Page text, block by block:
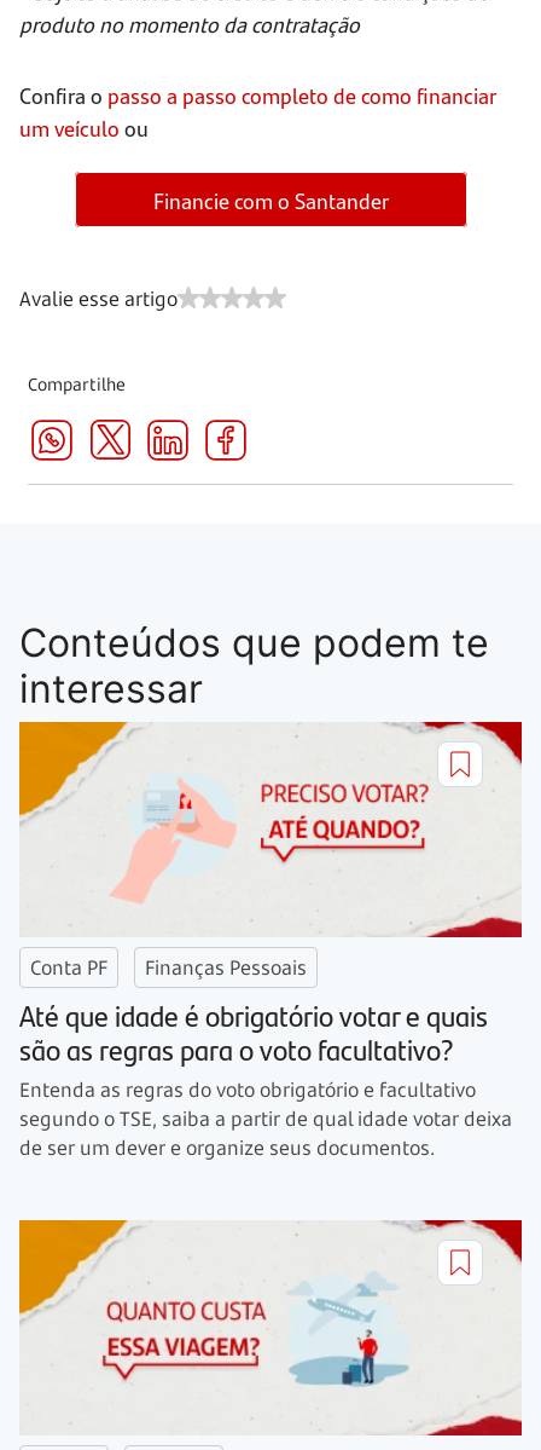
produto no momento da contratação
Confira o passo a passo completo de como financiar
um veículo ou
Financie com o Santander
Avalie esse artigo
Compartilhe
Conteúdos que podem te
interessar
Conta PF Finanças Pessoais
Até que idade é obrigatório votar e quais
são as regras para o voto facultativo?
Entenda as regras do voto obrigatório e facultativo
segundo o TSE, saiba a partir de qual idade votar deixa
de ser um dever e organize seus documentos.